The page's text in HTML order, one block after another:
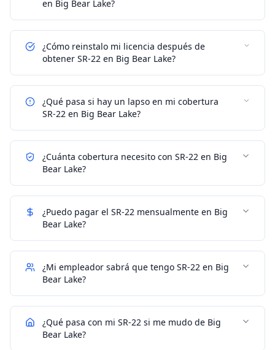
en Big Bear Lake?
¿Cómo reinstalo mi licencia después de
obtener SR-22 en Big Bear Lake?
¿Qué pasa si hay un lapso en mi cobertura
SR-22 en Big Bear Lake?
¿Cuánta cobertura necesito con SR-22 en Big
Bear Lake?
¿Puedo pagar el SR-22 mensualmente en Big
Bear Lake?
¿Mi empleador sabrá que tengo SR-22 en Big
Bear Lake?
¿Qué pasa con mi SR-22 si me mudo de Big
Bear Lake?